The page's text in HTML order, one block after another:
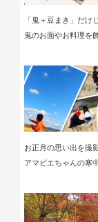
「鬼＋豆まき」だけ
鬼のお面やお料理を
お正月の思い出を撮
アマビエちゃんの寒